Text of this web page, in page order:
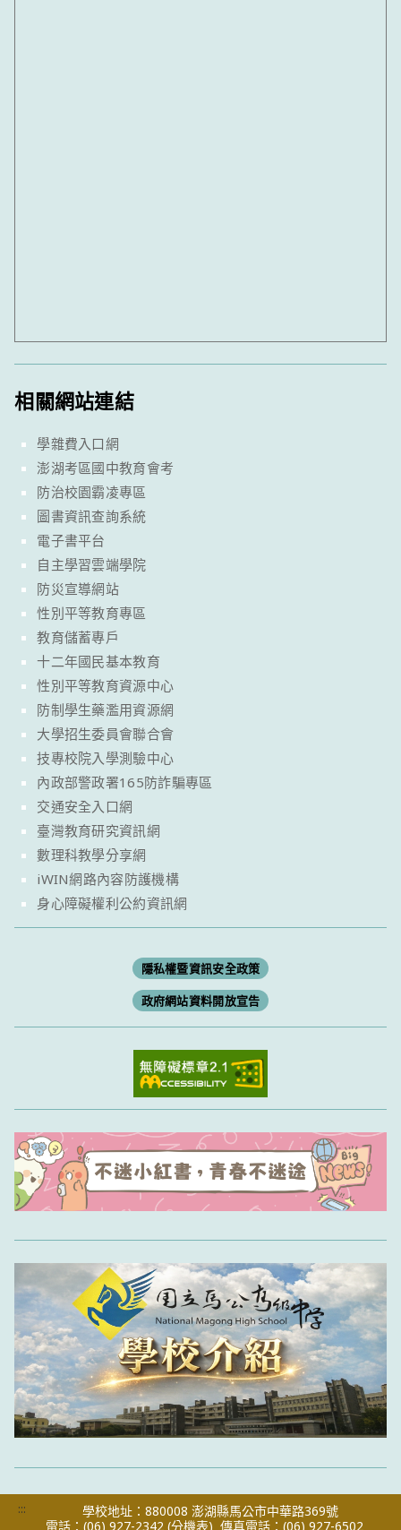
相關網站連結
學雜費入口網
澎湖考區國中教育會考
防治校園霸凌專區
圖書資訊查詢系統
電子書平台
自主學習雲端學院
防災宣導網站
性別平等教育專區
教育儲蓄專戶
十二年國民基本教育
性別平等教育資源中心
防制學生藥濫用資源網
大學招生委員會聯合會
技專校院入學測驗中心
內政部警政署165防詐騙專區
交通安全入口網
臺灣教育研究資訊網
數理科教學分享網
iWIN網路內容防護機構
身心障礙權利公約資訊網
隱私權暨資訊安全政策
政府網站資料開放宣告
:::
學校地址：880008 澎湖縣馬公市中華路369號
電話：(06) 927-2342 (分機表) 傳真電話：(06) 927-6502